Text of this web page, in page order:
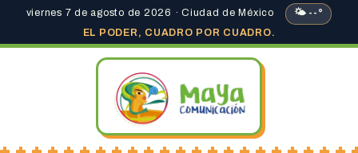
viernes 7 de agosto de 2026 · Ciudad de México
🌤 --°
EL PODER, CUADRO POR CUADRO.